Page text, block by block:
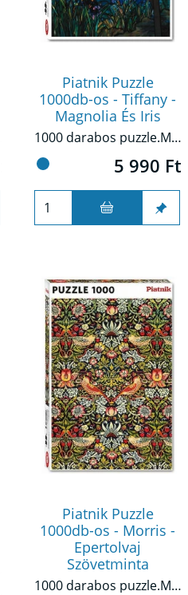
Piatnik Puzzle
1000db-os - Tiffany -
Magnolia És Iris
1000 darabos puzzle.Minőségi nyomtatás, tökéletes illeszkedés, erős és tartós alapanyagok jellemzik ezt a puzzlet.
5 990 Ft
Piatnik Puzzle
1000db-os - Morris -
Epertolvaj
Szövetminta
1000 darabos puzzle.Minőségi nyomtatás, tökéletes illeszkedés, erős és tartós alapanyagok jellemzik ezt a puzzlet.